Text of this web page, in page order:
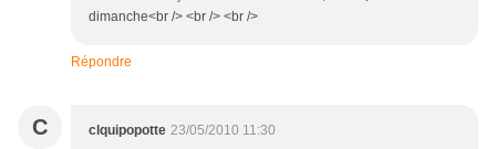
dimanche<br /> <br /> <br />
Répondre
C clquipopotte 23/05/2010 11:30